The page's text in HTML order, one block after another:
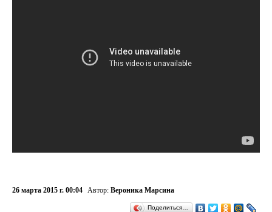
26 марта 2015 г. 00:04 Автор: Вероника Марсина
Поделиться…